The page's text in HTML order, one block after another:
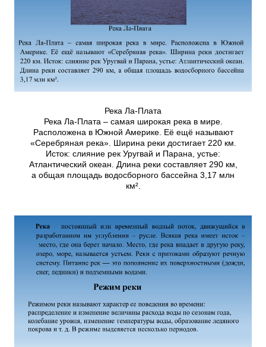
Река Ла-Плата
Река Ла-Плата – самая широкая река в мире.
Расположена в Южной Америке. Её ещё называют
«Серебряная река». Ширина реки достигает 220 км.
Исток: слияние рек Уругвай и Парана, устье:
Атлантический океан. Длина реки составляет 290 км,
а общая площадь водосборного бассейна 3,17 млн
км².